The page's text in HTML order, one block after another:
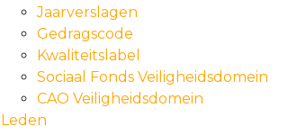
Jaarverslagen
Gedragscode
Kwaliteitslabel
Sociaal Fonds Veiligheidsdomein
CAO Veiligheidsdomein
Leden